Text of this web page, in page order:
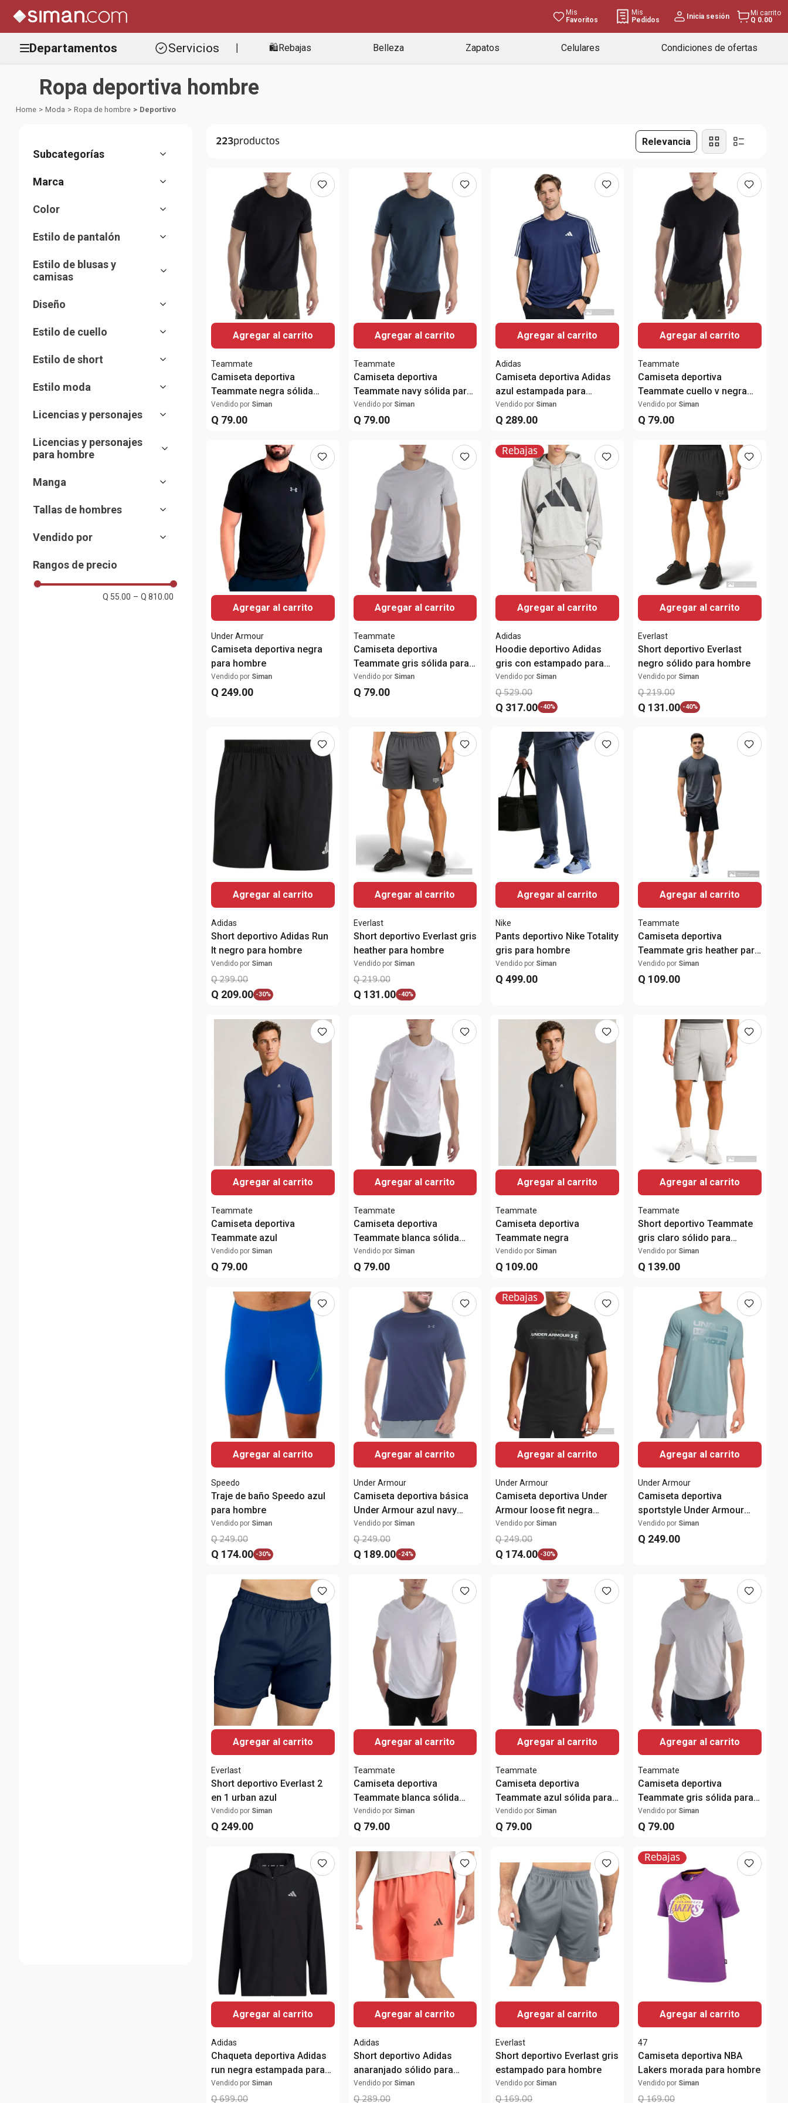
Mis
Favoritos
Mis
Pedidos
Inicia sesión
Mi carrito
Q 0.00
Departamentos Servicios 🛍️Rebajas Belleza Zapatos Celulares Condiciones de ofertas
Ropa deportiva hombre
Moda Ropa de hombre Deportivo
Shorts
Abrigos
Ropa de verano
Teammate
Nike
Umbro
47
Color
Azul
Blanco
Café
Celeste
Morado
Negro
Estilo de pantalón
Pants
Estilo de blusas y
camisas
Polo deportiva
Diseño
Rayado
Color blocking
Con textura
Heather
Estilo de cuello
En v
Alto
Estilo de short
Estilo moda
Licencias y personajes
Equipos deportivos
Licencias y personajes
para hombre
Manga
Sin mangas
Tallas de hombres
M
XL
30
Vendido por
Rangos de precio
Q 55.00 – Q 810.00
223 Relevancia
Agregar al carrito
Teammate
Camiseta deportiva
Teammate negra sólida
para hombre
Vendido por Siman
Q 79.00
Agregar al carrito
Teammate
Camiseta deportiva
Teammate navy sólida para
hombre
Vendido por Siman
Q 79.00
Agregar al carrito
Adidas
Camiseta deportiva Adidas
azul estampada para
hombre
Vendido por Siman
Q 289.00
Agregar al carrito
Teammate
Camiseta deportiva
Teammate cuello v negra
para hombre
Vendido por Siman
Q 79.00
Agregar al carrito
Under Armour
Camiseta deportiva negra
para hombre
Vendido por Siman
Q 249.00
Agregar al carrito
Teammate
Camiseta deportiva
Teammate gris sólida para
hombre
Vendido por Siman
Q 79.00
Rebajas
Agregar al carrito
Adidas
Hoodie deportivo Adidas
gris con estampado para
hombre
Vendido por Siman
Q 529.00
Q 317.00 -40%
Agregar al carrito
Everlast
Short deportivo Everlast
negro sólido para hombre
Vendido por Siman
Q 219.00
Q 131.00 -40%
Agregar al carrito
Adidas
Short deportivo Adidas Run
It negro para hombre
Vendido por Siman
Q 299.00
Q 209.00 -30%
Agregar al carrito
Everlast
Short deportivo Everlast gris
heather para hombre
Vendido por Siman
Q 219.00
Q 131.00 -40%
Agregar al carrito
Nike
Pants deportivo Nike Totality
gris para hombre
Vendido por Siman
Q 499.00
Agregar al carrito
Teammate
Camiseta deportiva
Teammate gris heather para
hombre
Vendido por Siman
Q 109.00
Agregar al carrito
Teammate
Camiseta deportiva
Teammate azul
Vendido por Siman
Q 79.00
Agregar al carrito
Teammate
Camiseta deportiva
Teammate blanca sólida
para hombre
Vendido por Siman
Q 79.00
Agregar al carrito
Teammate
Camiseta deportiva
Teammate negra
Vendido por Siman
Q 109.00
Agregar al carrito
Teammate
Short deportivo Teammate
gris claro sólido para
hombre
Vendido por Siman
Q 139.00
Agregar al carrito
Speedo
Traje de baño Speedo azul
para hombre
Vendido por Siman
Q 249.00
Q 174.00 -30%
Agregar al carrito
Under Armour
Camiseta deportiva básica
Under Armour azul navy
sólida para hombre
Vendido por Siman
Q 249.00
Q 189.00 -24%
Rebajas
Agregar al carrito
Under Armour
Camiseta deportiva Under
Armour loose fit negra
estampada para hombre
Vendido por Siman
Q 249.00
Q 174.00 -30%
Agregar al carrito
Under Armour
Camiseta deportiva
sportstyle Under Armour
verde estampada para
hombre
Vendido por Siman
Q 249.00
Agregar al carrito
Everlast
Short deportivo Everlast 2
en 1 urban azul
Vendido por Siman
Q 249.00
Agregar al carrito
Teammate
Camiseta deportiva
Teammate blanca sólida
para hombre
Vendido por Siman
Q 79.00
Agregar al carrito
Teammate
Camiseta deportiva
Teammate azul sólida para
hombre
Vendido por Siman
Q 79.00
Agregar al carrito
Teammate
Camiseta deportiva
Teammate gris sólida para
hombre
Vendido por Siman
Q 79.00
Agregar al carrito
Adidas
Chaqueta deportiva Adidas
run negra estampada para
hombre
Vendido por Siman
Q 699.00
Agregar al carrito
Adidas
Short deportivo Adidas
anaranjado sólido para
hombre
Vendido por Siman
Q 289.00
Agregar al carrito
Everlast
Short deportivo Everlast gris
estampado para hombre
Vendido por Siman
Q 169.00
Rebajas
Agregar al carrito
47
Camiseta deportiva NBA
Lakers morada para hombre
Vendido por Siman
Q 169.00